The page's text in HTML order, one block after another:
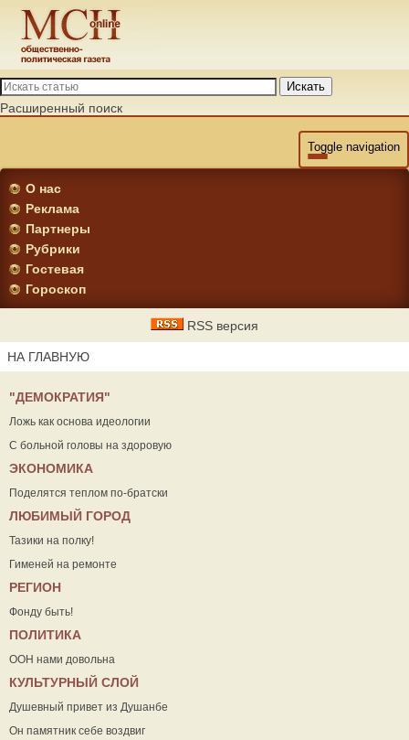
Искать
Расширенный поиск
Toggle navigation
О нас
Реклама
Партнеры
Рубрики
Гостевая
Гороскоп
RSS версия
НА ГЛАВНУЮ
"ДЕМОКРАТИЯ"
Ложь как основа идеологии
С больной головы на здоровую
ЭКОНОМИКА
Поделятся теплом по-братски
ЛЮБИМЫЙ ГОРОД
Тазики на полку!
Гименей на ремонте
РЕГИОН
Фонду быть!
ПОЛИТИКА
ООН нами довольна
КУЛЬТУРНЫЙ СЛОЙ
Душевный привет из Душанбе
Он памятник себе воздвиг